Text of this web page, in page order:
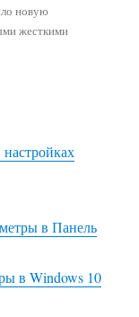
новую
жесткими
в Панель
в Windows 10